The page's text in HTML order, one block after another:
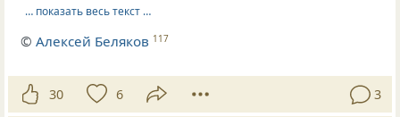
… показать весь текст …
©Алексей Беляков 117
30 6 3